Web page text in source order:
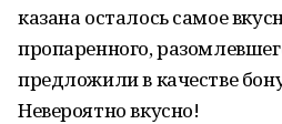
казана осталось самое
пропаренного,
предложили в качестве
Невероятно вкусно!